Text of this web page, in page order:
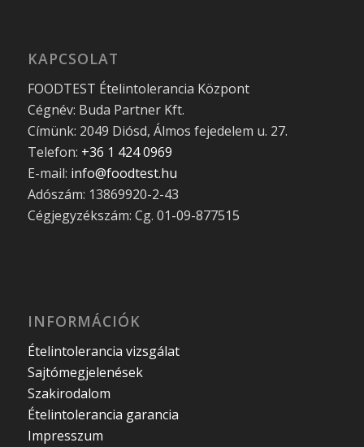
KAPCSOLAT
FOODTEST Ételintolerancia Központ
Cégnév: Buda Partner Kft.
Címünk: 2049 Diósd, Álmos fejedelem u. 27.
Telefon: +36 1 424 0969
E-mail: info@foodtest.hu
Adószám: 13869920-2-43
Cégjegyzékszám: Cg. 01-09-877515
INFORMÁCIÓK
Ételintolerancia vizsgálat
Sajtómegjelenések
Szakirodalom
Ételintolerancia garancia
Impresszum